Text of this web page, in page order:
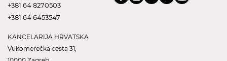
+381 64 8270503
+381 64 6453547
KANCELARIJA HRVATSKA
Vukomerečka cesta 31,